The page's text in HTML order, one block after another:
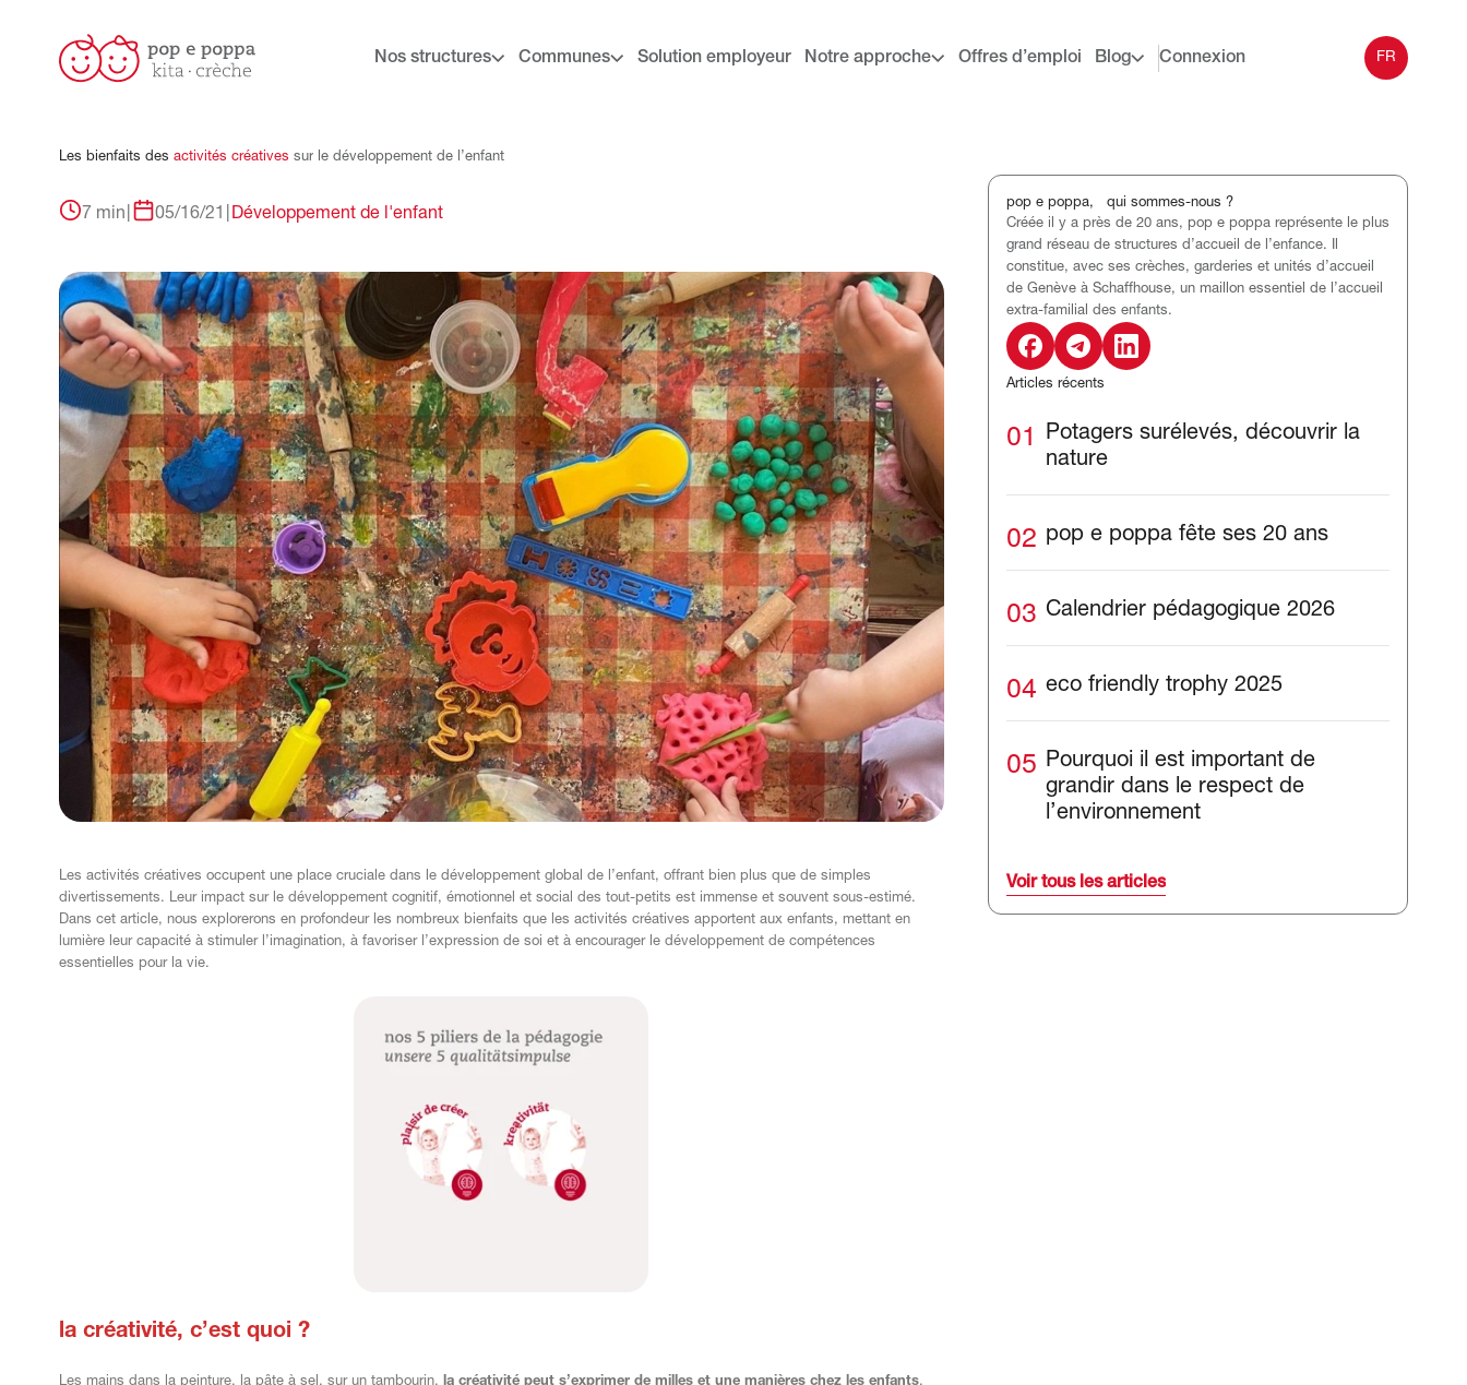
Nos structures Communes Solution employeur Notre approche Offres d’emploi Blog Connexion FR
Les bienfaits des activités créatives sur le développement de l’enfant
7 min 05/16/21 Développement de l'enfant
Les activités créatives occupent une place cruciale dans le développement global de l’enfant, offrant bien plus que de simples
divertissements. Leur impact sur le développement cognitif, émotionnel et social des tout-petits est immense et souvent sous-estimé.
Dans cet article, nous explorerons en profondeur les nombreux bienfaits que les activités créatives apportent aux enfants, mettant en
lumière leur capacité à stimuler l’imagination, à favoriser l’expression de soi et à encourager le développement de compétences
essentielles pour la vie.
la créativité, c’est quoi ?
Les mains dans la peinture, la pâte à sel, sur un tambourin, la créativité peut s’exprimer de milles et une manières chez les enfants.
pop e poppa, qui sommes-nous ?
Créée il y a près de 20 ans, pop e poppa représente le plus
grand réseau de structures d’accueil de l’enfance. Il
constitue, avec ses crèches, garderies et unités d’accueil
de Genève à Schaffhouse, un maillon essentiel de l’accueil
extra-familial des enfants.
Articles récents
01
Potagers surélevés, découvrir la
nature
02 pop e poppa fête ses 20 ans
03 Calendrier pédagogique 2026
04 eco friendly trophy 2025
05 Pourquoi il est important de
grandir dans le respect de
l’environnement
Voir tous les articles